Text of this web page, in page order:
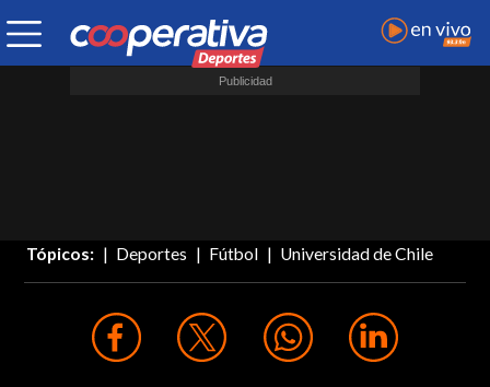
Tópicos: Deportes Fútbol Universidad de Chile